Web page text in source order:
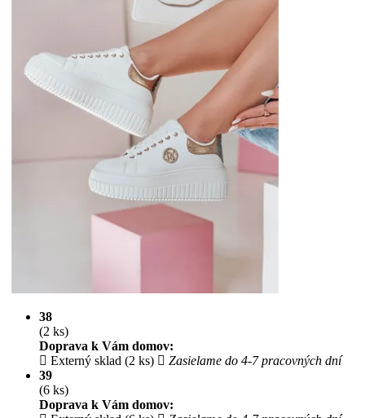
38
(2 ks)
Doprava k Vám domov:
Externý sklad (2 ks)
Zasielame do 4-7 pracovných dní
39
(6 ks)
Doprava k Vám domov: